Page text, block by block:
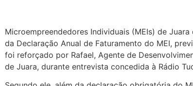
Microempreendedores Individuais (MEIs) de
da Declaração Anual de Faturamento do MEI,
foi reforçado por Rafael, Agente de
de Juara, durante entrevista concedida à Rádio